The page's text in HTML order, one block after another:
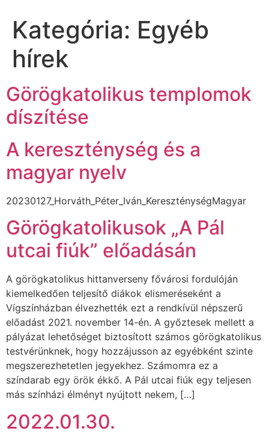
Kategória: Egyéb
hírek
Görögkatolikus templomok
díszítése
A kereszténység és a
magyar nyelv
20230127_Horváth_Péter_Iván_KereszténységMagyar
Görögkatolikusok „A Pál
utcai fiúk” előadásán
A görögkatolikus hittanverseny fővárosi fordulóján
kiemelkedően teljesítő diákok elismeréseként a
Vígszínházban élvezhették ezt a rendkívül népszerű
előadást 2021. november 14-én. A győztesek mellett a
pályázat lehetőséget biztosított számos görögkatolikus
testvérünknek, hogy hozzájusson az egyébként szinte
megszerezhetetlen jegyekhez. Számomra ez a
színdarab egy örök ékkő. A Pál utcai fiúk egy teljesen
más színházi élményt nyújtott nekem, […]
2022.01.30.